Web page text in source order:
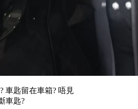
車匙留在車箱? 唔見
車匙?